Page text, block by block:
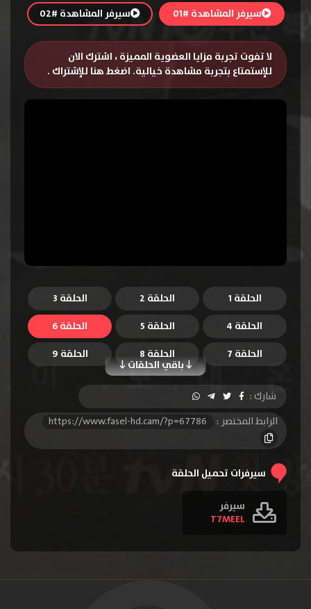
سيرفر المشاهدة #01 سيرفر المشاهدة #02
لا تفوت تجربة مزايا العضوية المميزة ، اشترك الان
للإستمتاع بتجربة مشاهدة خيالية. اضغط هنا للإشتراك .
الحلقة 1 الحلقة 2
الحلقة 3
الحلقة 4
الحلقة 5 الحلقة 6
باقي الحلقات
الحلقة 7 الحلقة 8
الحلقة 9
الحلقة 10
الحلقة 11
الحلقة 12
الحلقة 13
الحلقة 14
الحلقة 15
شارك :
الرابط المختصر :
https://www.fasel-hd.cam/?p=67786
سيرفرات تحميل الحلقة
سيرفر
T7MEEL